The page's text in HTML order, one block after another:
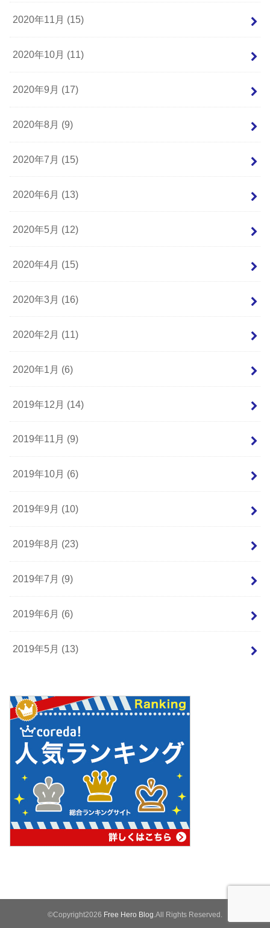
2020年11月 (15)
2020年10月 (11)
2020年9月 (17)
2020年8月 (9)
2020年7月 (15)
2020年6月 (13)
2020年5月 (12)
2020年4月 (15)
2020年3月 (16)
2020年2月 (11)
2020年1月 (6)
2019年12月 (14)
2019年11月 (9)
2019年10月 (6)
2019年9月 (10)
2019年8月 (23)
2019年7月 (9)
2019年6月 (6)
2019年5月 (13)
©Copyright2026 Free Hero Blog .All Rights Reserved.